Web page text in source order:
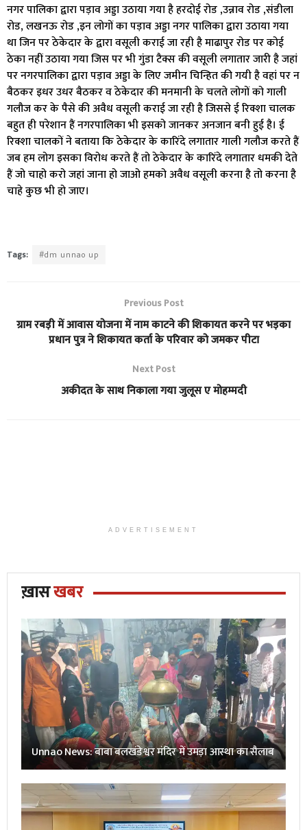
नगर पालिका द्वारा पड़ाव अड्डा उठाया गया है हरदोई रोड ,उन्नाव रोड ,संडीला
रोड, लखनऊ रोड ,इन लोगों का पड़ाव अड्डा नगर पालिका द्वारा उठाया गया
था जिन पर ठेकेदार के द्वारा वसूली कराई जा रही है माढापुर रोड पर कोई
ठेका नहीं उठाया गया जिस पर भी गुंडा टैक्स की वसूली लगातार जारी है जहां
पर नगरपालिका द्वारा पड़ाव अड्डा के लिए जमीन चिन्हित की गयी है वहां पर न
बैठकर इधर उधर बैठकर व ठेकेदार की मनमानी के चलते लोगों को गाली
गलौज कर के पैसे की अवैध वसूली कराई जा रही है जिससे ई रिक्शा चालक
बहुत ही परेशान हैं नगरपालिका भी इसको जानकर अनजान बनी हुई है। ई
रिक्शा चालकों ने बताया कि ठेकेदार के कारिंदे लगातार गाली गलौज करते हैं
जब हम लोग इसका विरोध करते हैं तो ठेकेदार के कारिंदे लगातार धमकी देते
हैं जो चाहो करो जहां जाना हो जाओ हमको अवैध वसूली करना है तो करना है
चाहे कुछ भी हो जाए।
Tags: #dm unnao up
Previous Post
ग्राम रबड़ी में आवास योजना में नाम काटने की शिकायत करने पर भड़का
प्रधान पुत्र ने शिकायत कर्ता के परिवार को जमकर पीटा
Next Post
अकीदत के साथ निकाला गया जुलूस ए मोहम्मदी
ADVERTISEMENT
ख़ासखबर
Unnao News: बाबा बलखंडेश्वर मंदिर में उमड़ा आस्था का सैलाब